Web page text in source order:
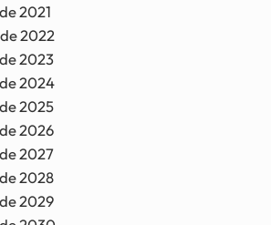
2021
2022
2023
2024
2025
2026
2027
2028
2029